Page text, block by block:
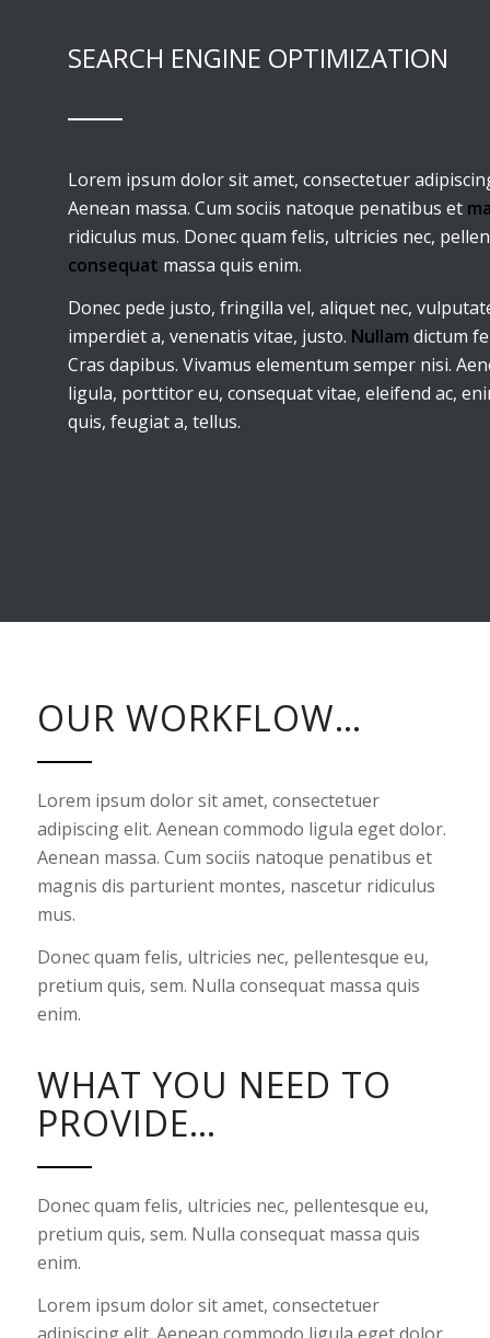
SEARCH ENGINE OPTIMIZATION
Lorem ipsum dolor sit amet, consectetuer
Aenean massa. Cum sociis natoque penatibus et
ridiculus mus. Donec quam felis, ultricies nec,
consequat massa quis enim.
Donec pede justo, fringilla vel, aliquet nec,
imperdiet a, venenatis vitae, justo. Nullam dictum
Cras dapibus. Vivamus elementum semper nisi.
ligula, porttitor eu, consequat vitae, eleifend ac,
quis, feugiat a, tellus.
OUR WORKFLOW…
Lorem ipsum dolor sit amet, consectetuer
adipiscing elit. Aenean commodo ligula eget dolor.
Aenean massa. Cum sociis natoque penatibus et
magnis dis parturient montes, nascetur ridiculus
mus.
Donec quam felis, ultricies nec, pellentesque eu,
pretium quis, sem. Nulla consequat massa quis
enim.
WHAT YOU NEED TO
PROVIDE…
Donec quam felis, ultricies nec, pellentesque eu,
pretium quis, sem. Nulla consequat massa quis
enim.
Lorem ipsum dolor sit amet, consectetuer